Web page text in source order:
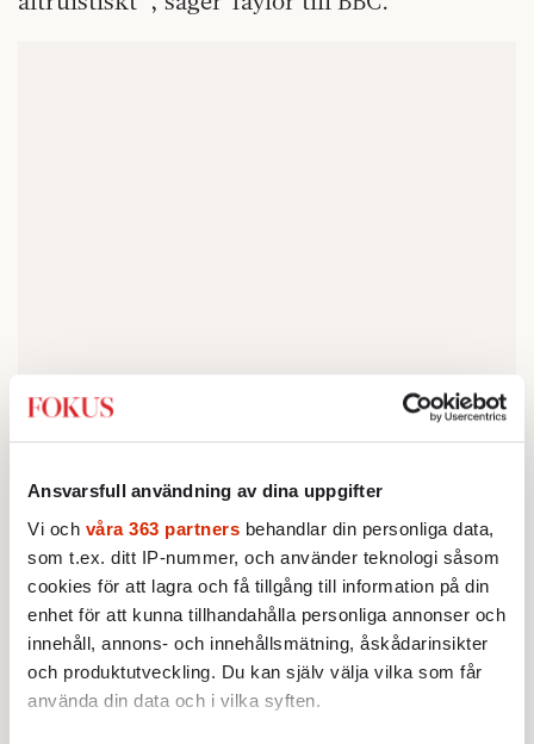
Ansvarsfull användning av dina uppgifter
Vi och våra 363 partners behandlar din personliga data,
som t.ex. ditt IP-nummer, och använder teknologi såsom
cookies för att lagra och få tillgång till information på din
enhet för att kunna tillhandahålla personliga annonser och
innehåll, annons- och innehållsmätning, åskådarinsikter
och produktutveckling. Du kan själv välja vilka som får
använda din data och i vilka syften.
förutsättningar att agera osjälviskt. Men det
betyder inte att vi kan, eller ens borde, vara
osjälviska hela tiden.